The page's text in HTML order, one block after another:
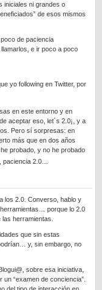
iniciales ni grandes o
de esos mismos
de paciencia
e ir poco a poco
yo following en Twitter, por
en este entorno y en
aceptar eso, let´s 2.0¡, y a
Pero sí sorpresas: en
más que en dos años
probado, y no he probado
paciencia 2.0…
los 2.0. Converso, hablo y
porque lo 2.0
herramientas.
que sin estas
y, sin embargo, no
sobre esa iniciativa,
“examen de conciencia”.